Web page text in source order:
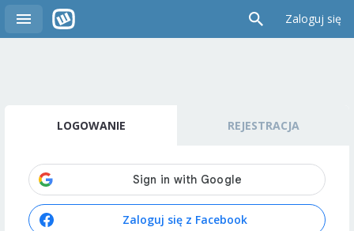
Zaloguj się
LOGOWANIE REJESTRACJA
Zaloguj się z Facebook